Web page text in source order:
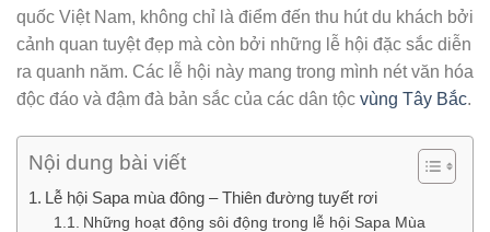
quốc Việt Nam, không chỉ là điểm đến thu hút du khách bởi
cảnh quan tuyệt đẹp mà còn bởi những lễ hội đặc sắc diễn
ra quanh năm. Các lễ hội này mang trong mình nét văn hóa
độc đáo và đậm đà bản sắc của các dân tộc vùng Tây Bắc.
Nội dung bài viết
Lễ hội Sapa mùa đông – Thiên đường tuyết rơi
Những hoạt động sôi động trong lễ hội Sapa Mùa